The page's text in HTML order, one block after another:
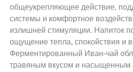
общеукрепляющее действие,
системы и комфортное
излишней стимуляции. Напиток
ощущение тепла, спокойствия и
Ферментированный Иван-чай
травяным вкусом и насыщенным